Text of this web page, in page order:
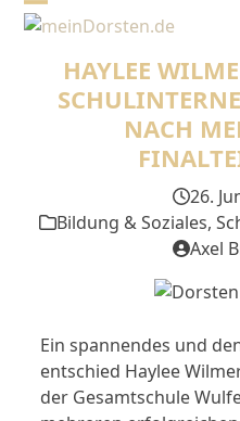
SkipOpen
mobile
menu
Close
mobile
menu
HAYLEE
NACH
26.
Bildung & Soziales,
Axel
Ein spannendes und
entschied Haylee
der Gesamtschule